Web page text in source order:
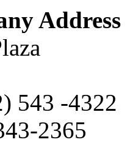
Address
543 -4322
2365